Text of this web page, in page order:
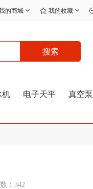
的商城 我的收藏
搜索
机 电子天平 真空泵
：342